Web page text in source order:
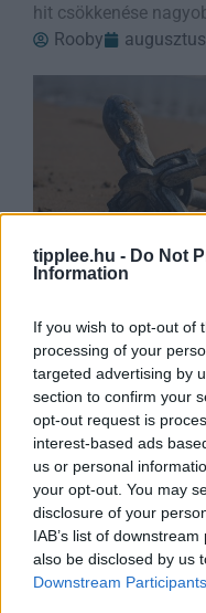
tipplee.hu - Do Not
Information
If you wish to opt-out of
processing of your
targeted advertising by
section to confirm your
opt-out request is
interest-based ads
us or personal
your opt-out. You may
disclosure of your
IAB’s list of
also be disclosed by us
Downstream Participants
hit csökkenése
Rooby
Anker Prime
Töltőállomás
Ha rendet szeretnél
egyszerre akár
Anker Prime vezeték
legjobb megoldás. A
Rooby